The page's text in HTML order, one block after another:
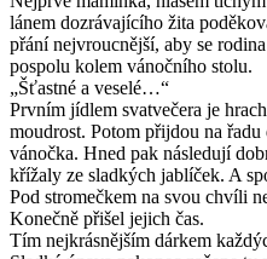
lánem dozrávajícího žita
přání nejvroucnější, aby se
pospolu kolem vánočního stolu.
„Šťastné a veselé…“
Prvním jídlem svatvečera je
moudrost. Potom přijdou na
vánočka. Hned pak následují
křížaly ze sladkých jablíček. A
Pod stromečkem na svou chvíli
Konečně přišel jejich čas.
Tím nejkrásnějším dárkem